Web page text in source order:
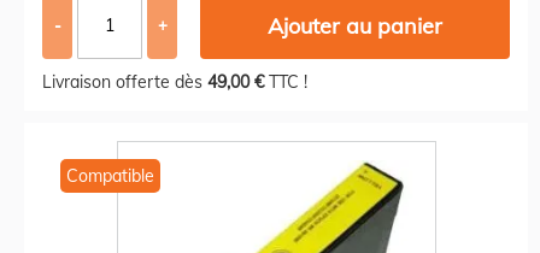
- + Ajouter au panier
Livraison offerte dès 49,00 €TTC !
Compatible